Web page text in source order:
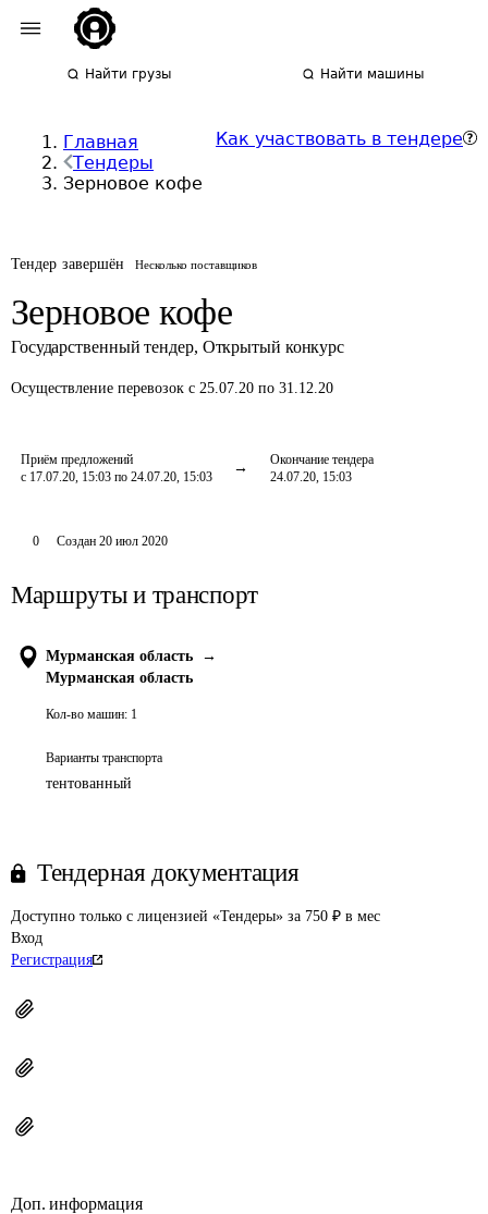
Найти грузы Найти машины
Главная
Тендеры
Зерновое кофе
Как участвовать в тендере
Тендер завершён Несколько поставщиков
Зерновое кофе
Государственный тендер, Открытый конкурс
Осуществление перевозок с 25.07.20 по 31.12.20
Приём предложений
с 17.07.20, 15:03 по 24.07.20, 15:03
Окончание тендера
24.07.20, 15:03
0 Создан 20 июл 2020
Маршруты и транспорт
Мурманская область
→
Мурманская область
Кол-во машин: 1
Варианты транспорта
тентованный
Тендерная документация
Доступно только с лицензией «Тендеры» за 750 ₽ в мес
Вход
Регистрация
Доп. информация